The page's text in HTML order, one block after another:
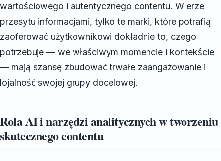
wartościowego i autentycznego contentu. W erze
przesytu informacjami, tylko te marki, które potrafią
zaoferować użytkownikowi dokładnie to, czego
potrzebuje — we właściwym momencie i kontekście
— mają szansę zbudować trwałe zaangażowanie i
lojalność swojej grupy docelowej.
Rola AI i narzędzi analitycznych w tworzeniu
skutecznego contentu